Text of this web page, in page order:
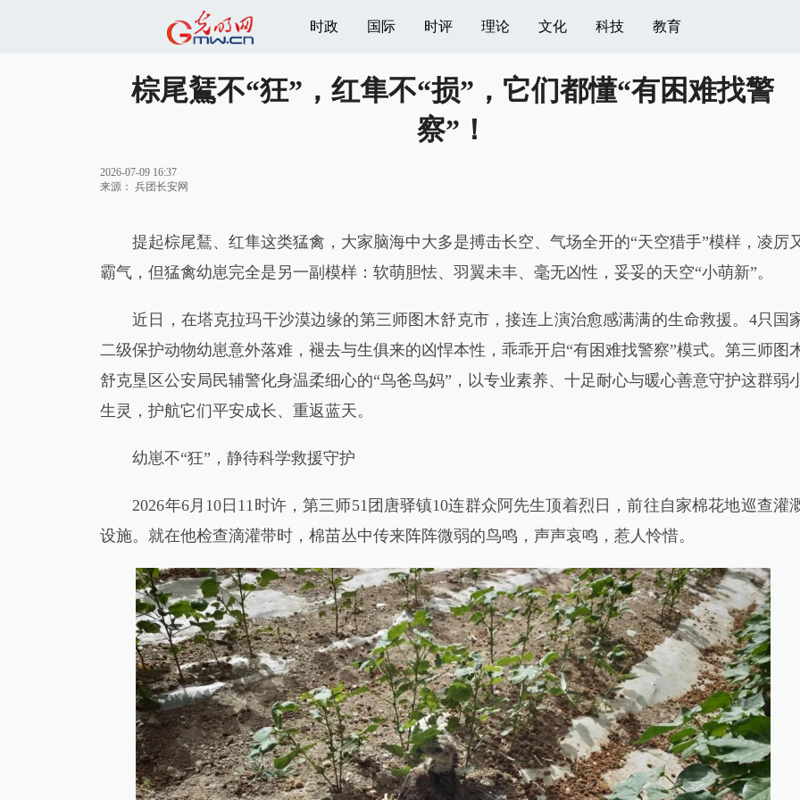
时政 国际 时评 理论 文化 科技 教育
棕尾鵟不“狂”，红隼不“损”，它们都懂“有困难找警
察”！
2026-07-09 16:37
来源： 兵团长安网
提起棕尾鵟、红隼这类猛禽，大家脑海中大多是搏击长空、气场全开的“天空猎手”模样，凌厉
霸气，但猛禽幼崽完全是另一副模样：软萌胆怯、羽翼未丰、毫无凶性，妥妥的天空“小萌新”。
近日，在塔克拉玛干沙漠边缘的第三师图木舒克市，接连上演治愈感满满的生命救援。4只国
二级保护动物幼崽意外落难，褪去与生俱来的凶悍本性，乖乖开启“有困难找警察”模式。第三师图
舒克垦区公安局民辅警化身温柔细心的“鸟爸鸟妈”，以专业素养、十足耐心与暖心善意守护这群弱
生灵，护航它们平安成长、重返蓝天。
幼崽不“狂”，静待科学救援守护
2026年6月10日11时许，第三师51团唐驿镇10连群众阿先生顶着烈日，前往自家棉花地巡查灌
设施。就在他检查滴灌带时，棉苗丛中传来阵阵微弱的鸟鸣，声声哀鸣，惹人怜惜。